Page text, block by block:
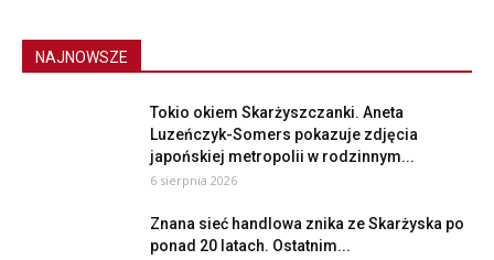
NAJNOWSZE
Tokio okiem Skarżyszczanki. Aneta
Luzeńczyk-Somers pokazuje zdjęcia
japońskiej metropolii w rodzinnym...
6 sierpnia 2026
Znana sieć handlowa znika ze Skarżyska po
ponad 20 latach. Ostatnim...